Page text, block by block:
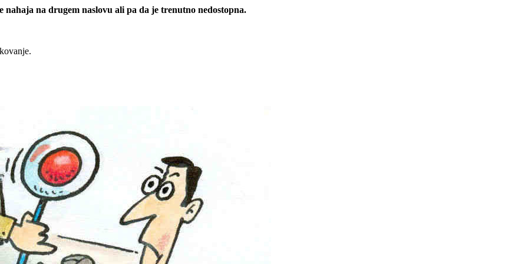
na drugem naslovu ali pa da je trenutno nedostopna.